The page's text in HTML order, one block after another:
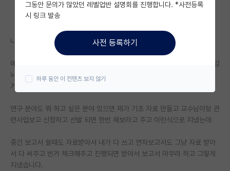
미국 유학 게시판
미국 대학원 합격 후기 게시판
대학원생 모집 게시판
연구실(PI) 홍보 게시판
석박사 채용 정보 게시판
학부 인턴 게시판
나중에 보니 제가 요즘 말하는 그 빌런선배? 인거 같네요
예전에 제가 갓들어 왔을때 선배가 연구실 생활하는거 하나하나 지적하고 감
놔라 배놔라 했던게 스트레스 많이 받아서 제가 고참이 되고부턴 그냥 애들
거의 뭐 자율로 다 풀어줬습니다.
연구 분야도 뭐 하고 싶은 분야 있으면 제가 기초 자료 만들고 교수님이랑 관
련사업보고 신청하고 선발 되면 한번 해보라고 주고 이런식으로 지냈는데
중간 보고서 쓸때도 자료받아서 내가 다 쓰고 연차보고서도 그냥 자료 받아
서 다 써주고 빈거 체크해주고 진행되면 받아서 보고서 마무리 하고 그렇게
지냈습니다.
그동안 문의가 많았던 레벨업반 설명회를 진행합니다. *사전등록
시 링크 발송
사전 등록하기
하루 동안 이 컨텐츠 보지 않기